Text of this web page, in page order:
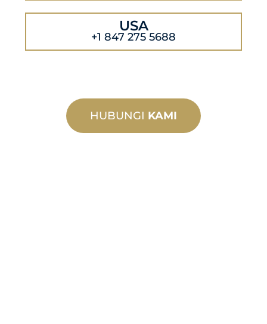
USA
+1 847 275 5688
HUBUNGI KAMI